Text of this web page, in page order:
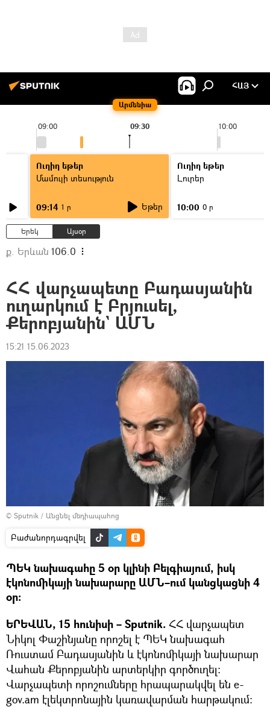
Արմենիա
ՀԱՅ
09:00 10:00
09:30
Ուղիղ եթեր
Մամուլի տեսություն
09:14 1 ր Եթեր
Ուղիղ եթեր
Լուրեր
10:00 0 ր
Երեկ Այսօր
ք. Երևան 106.0
ՀՀ վարչապետը Բադասյանին
ուղարկում է Բրյուսել,
Քերոբյանին` ԱՄՆ
15:21 15.06.2023
© Sputnik / Անցնել մեդիապահոց
Բաժանորդագրվել
ՊԵԿ նախագահը 5 օր կլինի Բելգիայում, իսկ
էկոնոմիկայի նախարարը ԱՄՆ–ում կանցկացնի 4
օր։
ԵՐԵՎԱՆ, 15 հունիսի – Sputnik. ՀՀ վարչապետ
Նիկոլ Փաշինյանը որոշել է ՊԵԿ նախագահ
Ռուստամ Բադասյանին և էկոնոմիկայի նախարար
Վահան Քերոբյանին արտերկիր գործուղել։
Վարչապետի որոշումները հրապարակվել են e-
gov.am էլեկտրոնային կառավարման հարթակում։